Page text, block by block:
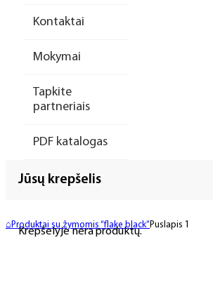
Kontaktai
Mokymai
Tapkite
partneriais
PDF katalogas
Jūsų krepšelis
Krepšelyje nėra produktų.
⌂ Produktai su žymomis “flake black” Puslapis 1